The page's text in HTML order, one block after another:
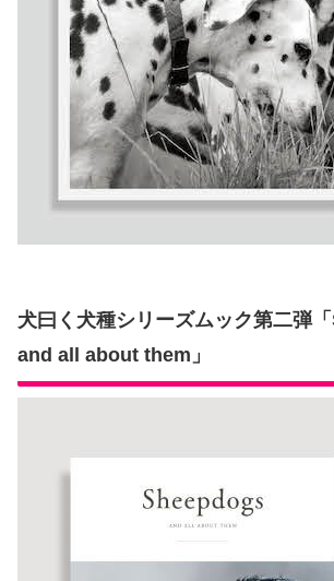
犬曰く犬種シリーズムック第二弾
and all about them」